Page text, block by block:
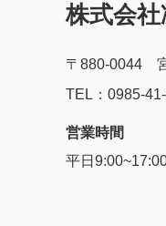
株式会
〒880-0044
TEL：
営業時間
平日